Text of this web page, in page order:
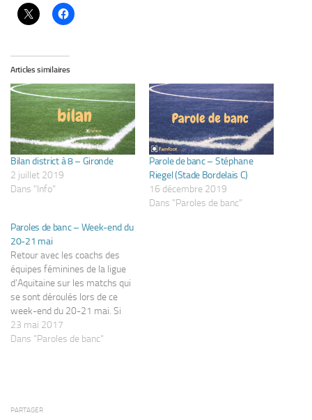
Articles similaires
Bilan district à 8 – Gironde
2 juillet 2019
Dans "Info"
Parole de banc – Stéphane
Riegel (Stade Bordelais C)
16 décembre 2019
Dans "Paroles de banc"
Paroles de banc – Week-end du
20-21 mai
Retour avec les coachs des
équipes féminines de la ligue
d’Aquitaine sur les matchs qui
se sont déroulés lors de ce
week-end du 20-21 mai. Si
vous êtes un(e) coach
intéressé(e) (ou une joueuse)
une-parole-de-banc U17F -…
23 mai 2017
Dans "Paroles de banc"
PARTAGER